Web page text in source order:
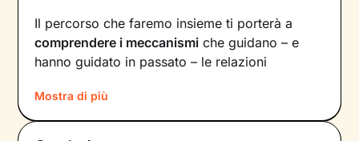
Il percorso che faremo insieme ti porterà a
comprendere i meccanismi che guidano – e
hanno guidato in passato – le relazioni
Vedrai il tuo mondo sotto una luce diversa e
scoprirainuovi significatialla base di ciò che
Mostra di più